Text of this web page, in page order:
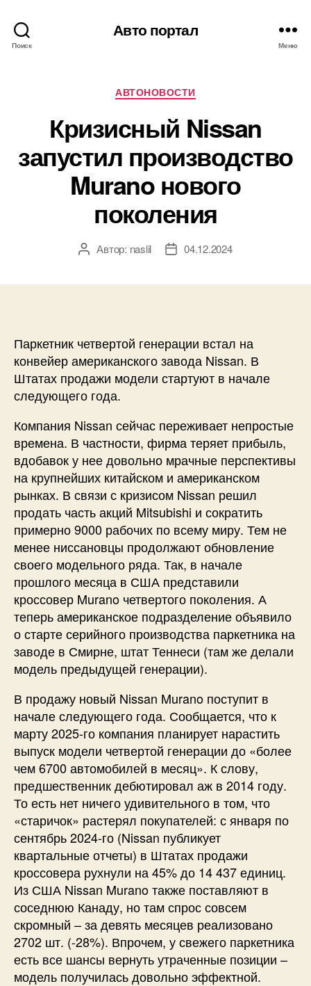
Поиск
Авто портал
Меню
Рубрики
АВТОНОВОСТИ
Кризисный Nissan
запустил производство
Murano нового
поколения
АвторАвтор: naslil
Дата04.12.2024
Паркетник четвертой генерации встал на
конвейер американского завода Nissan. В
Штатах продажи модели стартуют в начале
следующего года.
Компания Nissan сейчас переживает непростые
времена. В частности, фирма теряет прибыль,
вдобавок у нее довольно мрачные перспективы
на крупнейших китайском и американском
рынках. В связи с кризисом Nissan решил
продать часть акций Mitsubishi и сократить
примерно 9000 рабочих по всему миру. Тем не
менее ниссановцы продолжают обновление
своего модельного ряда. Так, в начале
прошлого месяца в США представили
кроссовер Murano четвертого поколения. А
теперь американское подразделение объявило
о старте серийного производства паркетника на
заводе в Смирне, штат Теннеси (там же делали
модель предыдущей генерации).
В продажу новый Nissan Murano поступит в
начале следующего года. Сообщается, что к
марту 2025-го компания планирует нарастить
выпуск модели четвертой генерации до «более
чем 6700 автомобилей в месяц». К слову,
предшественник дебютировал аж в 2014 году.
То есть нет ничего удивительного в том, что
«старичок» растерял покупателей: с января по
сентябрь 2024-го (Nissan публикует
квартальные отчеты) в Штатах продажи
кроссовера рухнули на 45% до 14 437 единиц.
Из США Nissan Murano также поставляют в
соседнюю Канаду, но там спрос совсем
скромный – за девять месяцев реализовано
2702 шт. (-28%). Впрочем, у свежего паркетника
есть все шансы вернуть утраченные позиции –
модель получилась довольно эффектной.